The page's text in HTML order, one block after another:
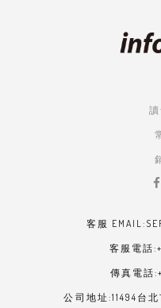
客服
客服電話
傳真電話
公司地址:11494台